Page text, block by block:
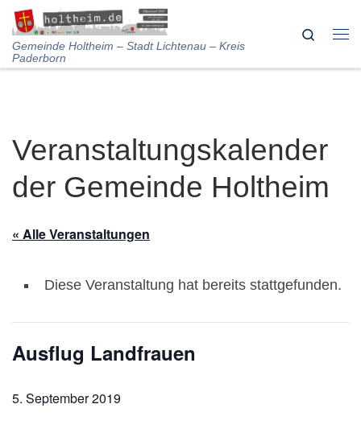
Skip to content
Gemeinde Holtheim – Stadt Lichtenau – Kreis
Paderborn
Search
Veranstaltungskalender
der Gemeinde Holtheim
« Alle Veranstaltungen
Diese Veranstaltung hat bereits stattgefunden.
Ausflug Landfrauen
5. September 2019